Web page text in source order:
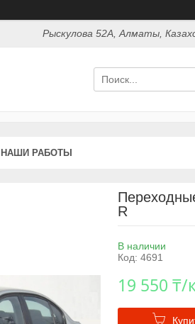
Рыскулова 52А, Алматы,
НАШИ РАБОТЫ
R
В наличии
Код: 4691
19 550 ₸/